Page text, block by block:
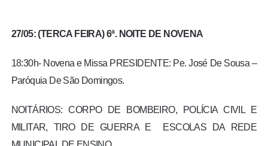
27/05: (TERCA FEIRA) 6ª. NOITE DE NOVENA
18:30h- Novena e Missa PRESIDENTE: Pe. José De Sousa –
Paróquia De São Domingos.
NOITÁRIOS: CORPO DE BOMBEIRO, POLÍCIA CIVIL E
MILITAR, TIRO DE GUERRA E ESCOLAS DA REDE